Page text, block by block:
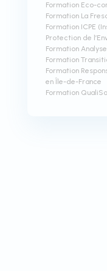
Formation Eco-
Formation La
Formation ICPE
Protection de
Formation
Formation
Formation
en Île-de-France
Formation